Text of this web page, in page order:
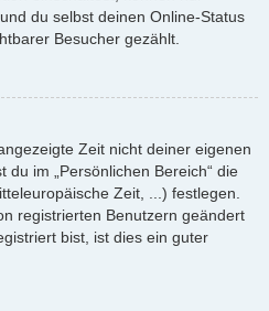
du selbst deinen Online-Status
Besucher gezählt.
Zeit nicht deiner eigenen
im „Persönlichen Bereich“ die
Zeit, ...) festlegen.
registrierten Benutzern geändert
bist, ist dies ein guter